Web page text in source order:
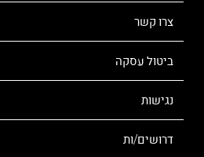
צרו קשר
ביטול עסקה
נגישות
דרושים/ות